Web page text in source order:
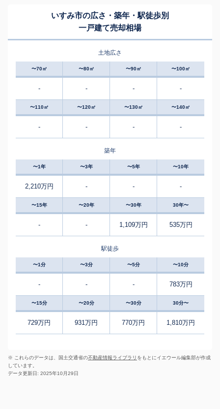
いすみ市の広さ・築年・駅徒歩別
一戸建て売却相場
土地広さ
〜70㎡ 〜80㎡ 〜90㎡ 〜100㎡
- - - -
〜110㎡ 〜120㎡ 〜130㎡ 〜140㎡
- - - -
築年
〜1年 〜3年 〜5年 〜10年
2,210万円 - - -
〜15年 〜20年 〜30年 30年〜
- - 1,109万円 535万円
駅徒歩
〜1分 〜3分 〜5分 〜10分
- - - 783万円
〜15分 〜20分 〜30分 30分〜
729万円 931万円 770万円 1,810万円
※ これらのデータは、国土交通省の不動産情報ライブラリ をもとにイエウール編集部が作成
しています。
データ更新日: 2025年10月29日